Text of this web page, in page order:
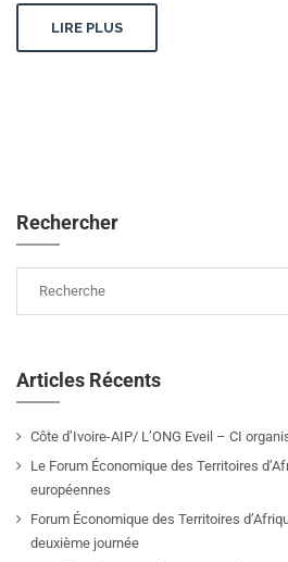
LIRE PLUS
Rechercher
Articles Récents
Côte d’Ivoire-AIP/ L’ONG Eveil – CI
Le Forum Économique des Territoires
européennes
Forum Économique des Territoires
deuxième journée